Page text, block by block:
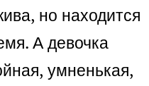
но находится
А девочка
умненькая,